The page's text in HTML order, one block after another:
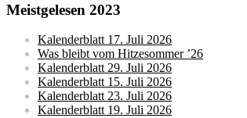
Meistgelesen 2023
Kalenderblatt 17. Juli 2026
Was bleibt vom Hitzesommer ’26
Kalenderblatt 29. Juli 2026
Kalenderblatt 15. Juli 2026
Kalenderblatt 23. Juli 2026
Kalenderblatt 19. Juli 2026